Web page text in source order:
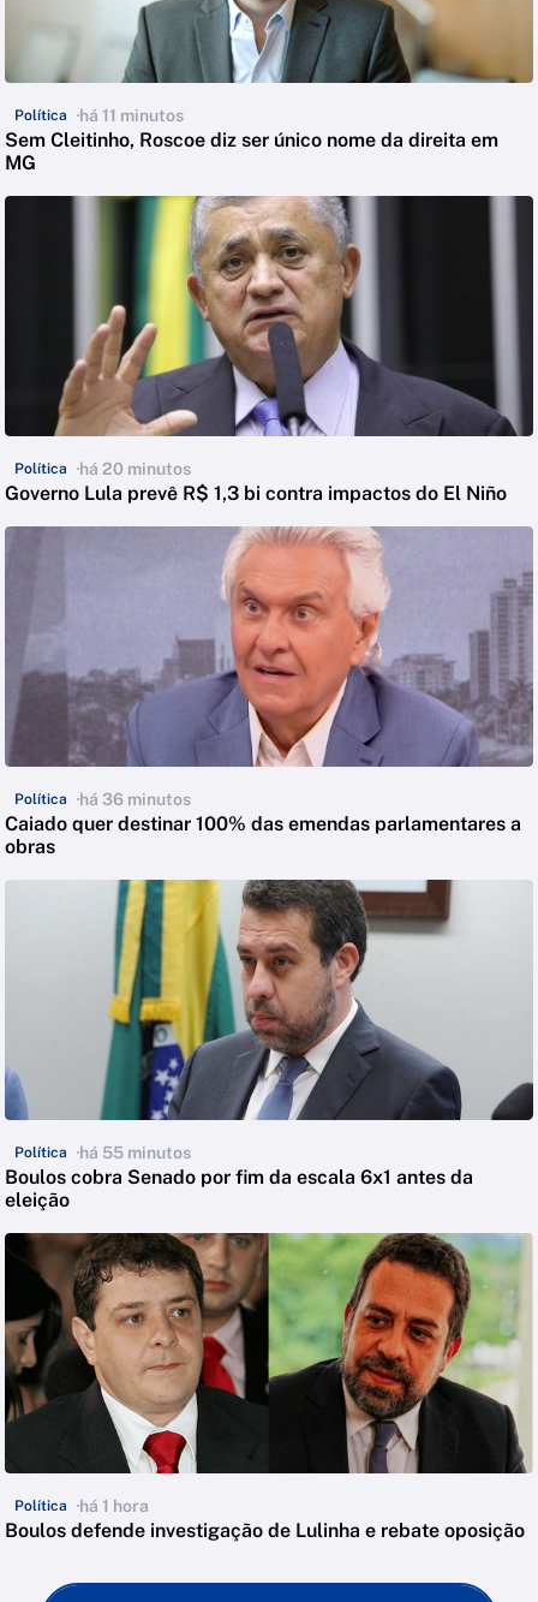
Política há 11 minutos
Sem Cleitinho, Roscoe diz ser único nome da direita em
MG
Política há 20 minutos
Governo Lula prevê R$ 1,3 bi contra impactos do El Niño
Política há 36 minutos
Caiado quer destinar 100% das emendas parlamentares a
obras
Política há 55 minutos
Boulos cobra Senado por fim da escala 6x1 antes da
eleição
Política há 1 hora
Boulos defende investigação de Lulinha e rebate oposição